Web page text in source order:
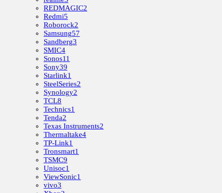
REDMAGIC2
Redmi5
Roborock2
Samsung57
Sandberg3
SMIC4
Sonos11
Sony39
Starlink1
SteelSeries2
Synology2
TCL8
Technics1
Tenda2
Texas Instruments2
Thermaltake4
TP-Link1
Tronsmart1
TSMC9
Unisoc1
ViewSonic1
vivo3